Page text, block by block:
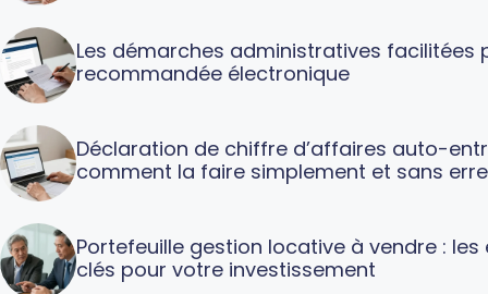
Les démarches administratives facilitées
recommandée électronique
Déclaration de chiffre d’affaires auto-
comment la faire simplement et sans
Portefeuille gestion locative à vendre : les
clés pour votre investissement